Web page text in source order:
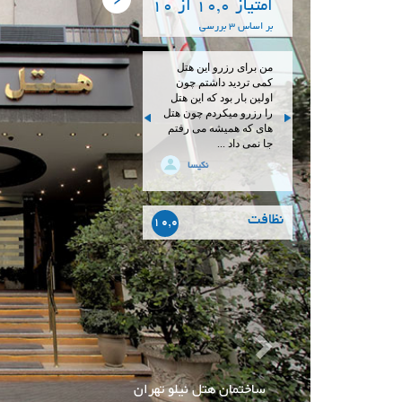
امتیاز 10,0 از 10
بر اساس 3 بررسی
من برای رزرو این هتل
کمی تردید داشتم چون
اولین بار بود که این هتل
را رزرو میکردم چون هتل
های که همیشه می رفتم
جا نمی داد ...
نکیسا
نظافت 10,0
ورودی هتل نیلو تهران